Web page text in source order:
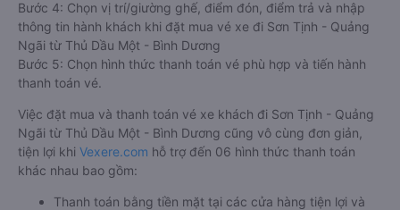
Bước 4: Chọn vị trí/giường ghế, điểm đón, điểm trả và nhập
thông tin hành khách khi đặt mua vé xe đi Sơn Tịnh - Quảng
Ngãi từ Thủ Dầu Một - Bình Dương
Bước 5: Chọn hình thức thanh toán vé phù hợp và tiến hành
thanh toán vé.
Việc đặt mua và thanh toán vé xe khách đi Sơn Tịnh - Quảng
Ngãi từ Thủ Dầu Một - Bình Dương cũng vô cùng đơn giản,
tiện lợi khi Vexere.com hỗ trợ đến 06 hình thức thanh toán
khác nhau bao gồm:
Thanh toán bằng tiền mặt tại các cửa hàng tiện lợi và